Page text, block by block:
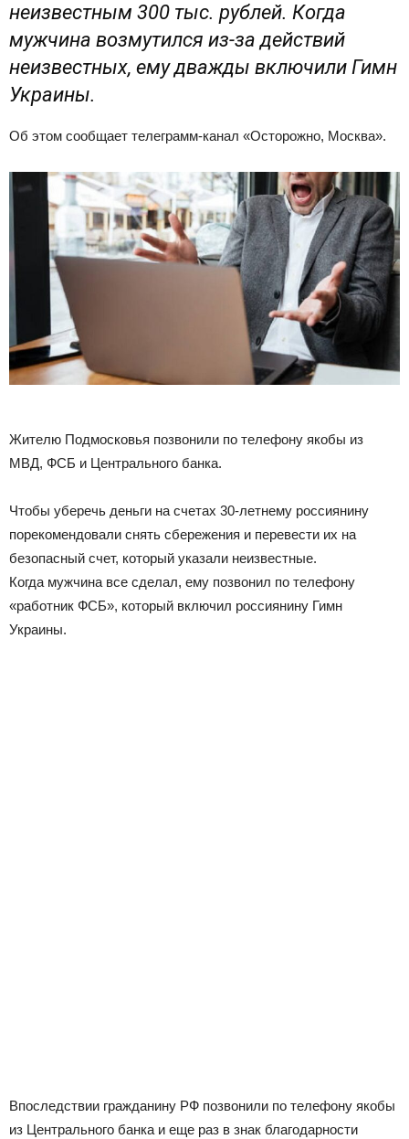
неизвестным 300 тыс. рублей. Когда
мужчина возмутился из-за действий
неизвестных, ему дважды включили Гимн
Украины.
Об этом сообщает телеграмм-канал «Осторожно, Москва».
Жителю Подмосковья позвонили по телефону якобы из
МВД, ФСБ и Центрального банка.
Чтобы уберечь деньги на счетах 30-летнему россиянину
порекомендовали снять сбережения и перевести их на
безопасный счет, который указали неизвестные.
Когда мужчина все сделал, ему позвонил по телефону
«работник ФСБ», который включил россиянину Гимн
Украины.
Впоследствии гражданину РФ позвонили по телефону якобы
из Центрального банка и еще раз в знак благодарности